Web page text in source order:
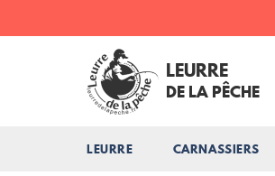
LEURRE
DE LA PÊCHE
LEURRE CARNASSIERS